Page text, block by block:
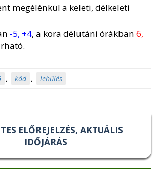
megélénkül a keleti, délkeleti
-5, +4, a kora délutáni órákban 6,
, köd , lehűlés
ELŐREJELZÉS, AKTUÁLIS
IDŐJÁRÁS